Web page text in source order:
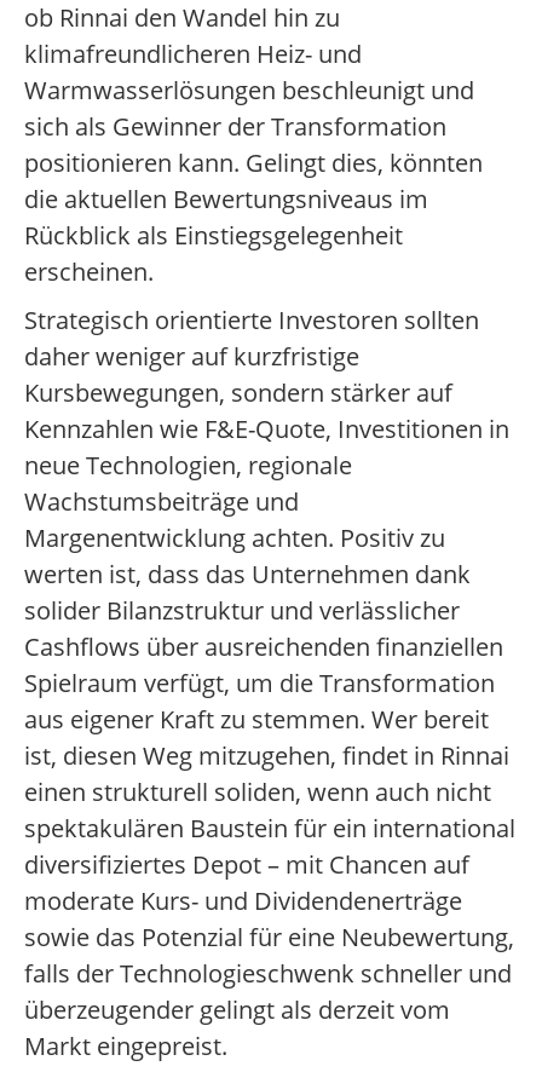
ob Rinnai den Wandel hin zu
klimafreundlicheren Heiz- und
Warmwasserlösungen beschleunigt und
sich als Gewinner der Transformation
positionieren kann. Gelingt dies, könnten
die aktuellen Bewertungsniveaus im
Rückblick als Einstiegsgelegenheit
erscheinen.
Strategisch orientierte Investoren sollten
daher weniger auf kurzfristige
Kursbewegungen, sondern stärker auf
Kennzahlen wie F&E-Quote, Investitionen in
neue Technologien, regionale
Wachstumsbeiträge und
Margenentwicklung achten. Positiv zu
werten ist, dass das Unternehmen dank
solider Bilanzstruktur und verlässlicher
Cashflows über ausreichenden finanziellen
Spielraum verfügt, um die Transformation
aus eigener Kraft zu stemmen. Wer bereit
ist, diesen Weg mitzugehen, findet in Rinnai
einen strukturell soliden, wenn auch nicht
spektakulären Baustein für ein international
diversifiziertes Depot – mit Chancen auf
moderate Kurs- und Dividendenerträge
sowie das Potenzial für eine Neubewertung,
falls der Technologieschwenk schneller und
überzeugender gelingt als derzeit vom
Markt eingepreist.